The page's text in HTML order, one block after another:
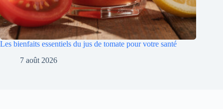
Les bienfaits essentiels du jus de tomate pour votre santé
7 août 2026